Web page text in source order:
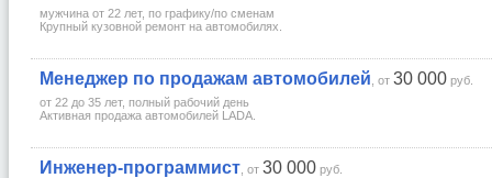
мужчина от 22 лет,по графику/по сменам
Крупный кузовной ремонт на автомобилях.
Менеджер по продажам автомобилей , от30 000 руб.
от 22 до 35 лет,полный рабочий день
Активная продажа автомобилей LADA.
Инженер-программист , от30 000 руб.